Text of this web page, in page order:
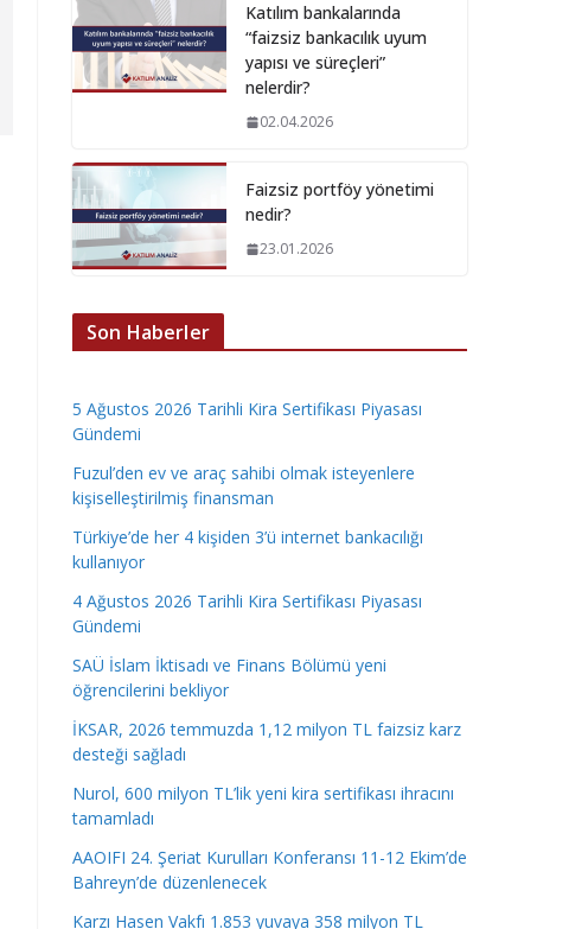
Katılım bankalarında
“faizsiz bankacılık uyum
yapısı ve süreçleri”
nelerdir?
02.04.2026
Faizsiz portföy yönetimi
nedir?
23.01.2026
Son Haberler
5 Ağustos 2026 Tarihli Kira Sertifikası Piyasası
Gündemi
Fuzul’den ev ve araç sahibi olmak isteyenlere
kişiselleştirilmiş finansman
Türkiye’de her 4 kişiden 3’ü internet bankacılığı
kullanıyor
4 Ağustos 2026 Tarihli Kira Sertifikası Piyasası
Gündemi
SAÜ İslam İktisadı ve Finans Bölümü yeni
öğrencilerini bekliyor
İKSAR, 2026 temmuzda 1,12 milyon TL faizsiz karz
desteği sağladı
Nurol, 600 milyon TL’lik yeni kira sertifikası ihracını
tamamladı
AAOIFI 24. Şeriat Kurulları Konferansı 11-12 Ekim’de
Bahreyn’de düzenlenecek
Karzı Hasen Vakfı 1.853 yuvaya 358 milyon TL